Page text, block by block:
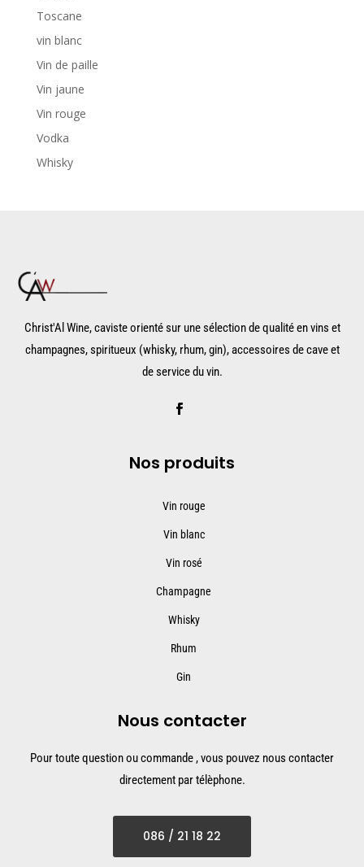
Toscane
vin blanc
Vin de paille
Vin jaune
Vin rouge
Vodka
Whisky
Christ'Al Wine, caviste orienté sur une sélection de qualité en vins et
champagnes, spiritueux (whisky, rhum, gin), accessoires de cave et
de service du vin.
Nos produits
Vin rouge
Vin blanc
Vin rosé
Champagne
Whisky
Rhum
Gin
Nous contacter
Pour toute question ou commande , vous pouvez nous contacter
directement par télèphone.
086 / 21 18 22